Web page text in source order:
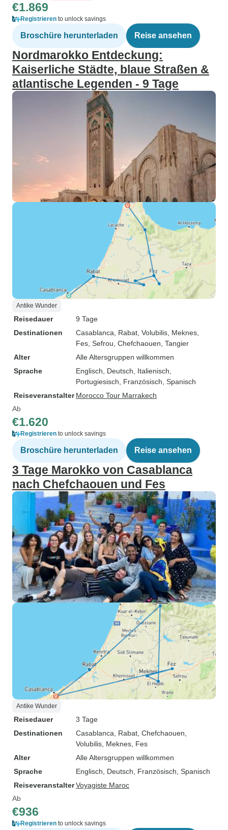
€1.869
Registrieren to unlock savings
Broschüre herunterladen Reise ansehen
Nordmarokko Entdeckung:
Kaiserliche Städte, blaue Straßen &
atlantische Legenden - 9 Tage
Antike Wunder
Reisedauer
9 Tage
Destinationen
Casablanca , Rabat , Volubilis , Meknes
Fes , Sefrou , Chefchaouen , Tangier
Alter
Alle Altersgruppen willkommen
Sprache
Englisch, Deutsch, Italienisch,
Portugiesisch, Französisch, Spanisch
Reiseveranstalter Morocco Tour Marrakech
Ab
€1.620
Registrieren to unlock savings
Broschüre herunterladen Reise ansehen
3 Tage Marokko von Casablanca
nach Chefchaouen und Fes
Antike Wunder
Reisedauer
3 Tage
Destinationen
Casablanca , Rabat , Chefchaouen
Volubilis , Meknes , Fes
Alter
Alle Altersgruppen willkommen
Sprache
Englisch, Deutsch, Französisch, Spanisch
ReiseveranstalterVoyagiste Maroc
Ab
€936
Registrieren to unlock savings